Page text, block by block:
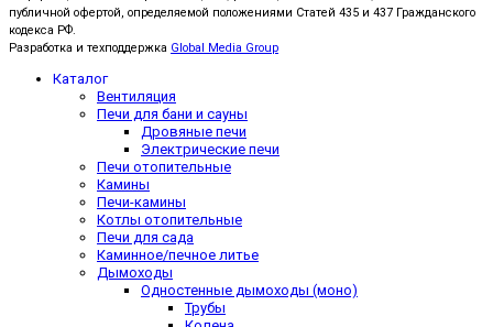
публичной офертой, определяемой положениями Статей 435 и 437 Гражданского
кодекса РФ.
Разработка и техподдержка Global Media Group
Каталог
Вентиляция
Печи для бани и сауны
Дровяные печи
Электрические печи
Печи отопительные
Камины
Печи-камины
Котлы отопительные
Печи для сада
Каминное/печное литье
Дымоходы
Одностенные дымоходы (моно)
Трубы